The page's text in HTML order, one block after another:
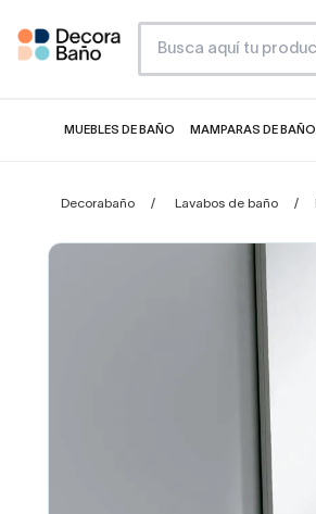
MUEBLES DE BAÑO MAMPARAS DE BAÑO
Decorabaño Lavabos de baño